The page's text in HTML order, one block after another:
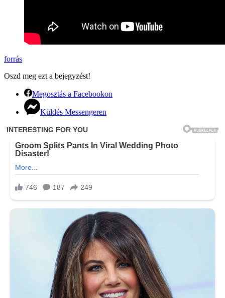
forrás
Oszd meg ezt a bejegyzést!
Megosztás a Facebookon
Küldés Messengeren